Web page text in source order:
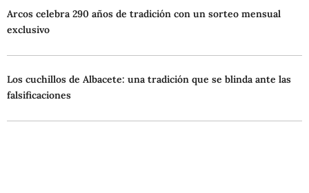
Arcos celebra 290 años de tradición con un sorteo mensual
exclusivo
Los cuchillos de Albacete: una tradición que se blinda ante las
falsificaciones